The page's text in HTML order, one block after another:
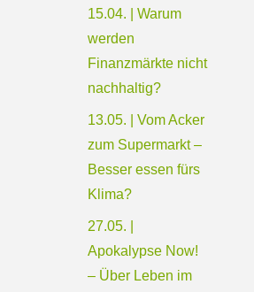
15.04. | Warum
werden
Finanzmärkte nicht
nachhaltig?
13.05. | Vom Acker
zum Supermarkt –
Besser essen fürs
Klima?
27.05. |
Apokalypse Now!
– Über Leben im